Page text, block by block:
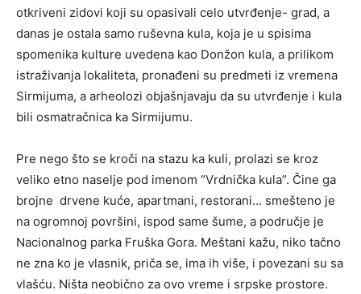
otkriveni zidovi koji su opasivali celo utvrđenje- grad, a
danas je ostala samo ruševna kula, koja je u spisima
spomenika kulture uvedena kao Donžon kula, a prilikom
istraživanja lokaliteta, pronađeni su predmeti iz vremena
Sirmijuma, a arheolozi objašnjavaju da su utvrđenje i kula
bili osmatračnica ka Sirmijumu.
Pre nego što se kroči na stazu ka kuli, prolazi se kroz
veliko etno naselje pod imenom “Vrdnička kula”. Čine ga
brojne drvene kuće, apartmani, restorani… smešteno je
na ogromnoj površini, ispod same šume, a područje je
Nacionalnog parka Fruška Gora. Meštani kažu, niko tačno
ne zna ko je vlasnik, priča se, ima ih više, i povezani su sa
vlašću. Ništa neobično za ovo vreme i srpske prostore.